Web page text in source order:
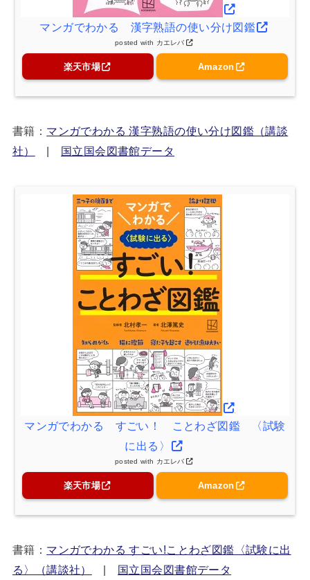
マンガでわかる 漢字熟語の使い分け図鑑
posted with カエレバ
楽天市場 Amazon
書籍： マンガでわかる 漢字熟語の使い分け図鑑（講談
社）
| 国立国会図書館データ
マンガでわかる すごい！ ことわざ図鑑 〈試験
に出る〉
posted with カエレバ
楽天市場 Amazon
書籍： マンガでわかる すごい!ことわざ図鑑〈試験に出
る〉（講談社）
国立国会図書館データ